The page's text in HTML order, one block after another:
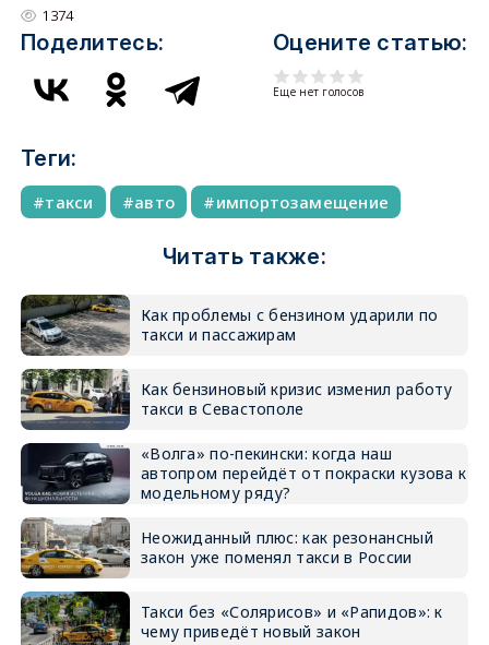
1374
Поделитесь: Оцените статью:
Еще нет голосов
Теги:
такси авто импортозамещение
Читать также:
Как проблемы с бензином ударили по
такси и пассажирам
Как бензиновый кризис изменил работу
такси в Севастополе
«Волга» по-пекински: когда наш
автопром перейдёт от покраски кузова к
модельному ряду?
Неожиданный плюс: как резонансный
закон уже поменял такси в России
Такси без «Солярисов» и «Рапидов»: к
чему приведёт новый закон